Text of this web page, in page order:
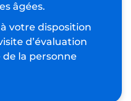
âgées.
votre disposition
d’évaluation
la personne